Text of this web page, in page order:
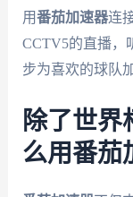
用番茄加速器连
CCTV5的直播，
步为喜欢的球队
除了世界
么用番茄